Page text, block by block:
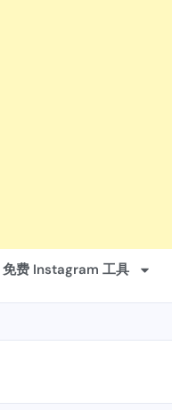
免费 Instagram 工具